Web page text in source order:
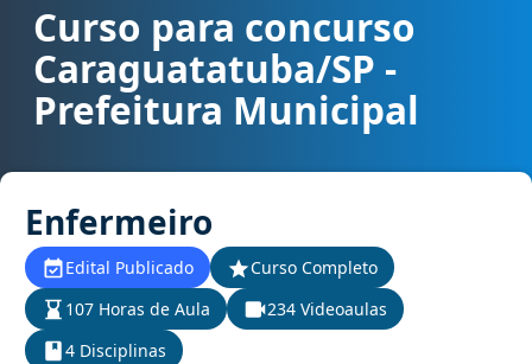
Curso para concurso Caraguatatuba/SP - Prefeitura Municipal
Curso para concurso
Caraguatatuba/SP -
Prefeitura Municipal
Enfermeiro
Edital Publicado
Curso Completo
107 Horas de Aula
234 Videoaulas
4 Disciplinas